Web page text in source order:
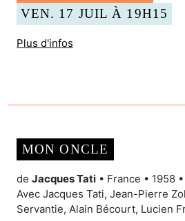
VEN. 17 JUIL À 19H15
Plus d'infos
MON ONCLE
de Jacques Tati • France • 1958
Avec Jacques Tati, Jean-Pierre
Servantie, Alain Bécourt, Lucien